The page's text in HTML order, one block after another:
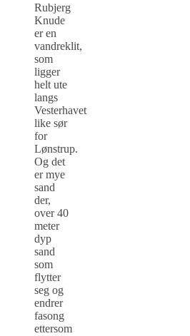
Rubjerg
Knude
er en
vandreklit,
som
ligger
helt ute
langs
Vesterhavet
like sør
for
Lønstrup.
Og det
er mye
sand
der,
over 40
meter
dyp
sand
som
flytter
seg og
endrer
fasong
ettersom